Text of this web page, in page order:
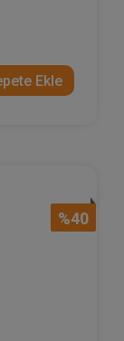
Ekle
%40